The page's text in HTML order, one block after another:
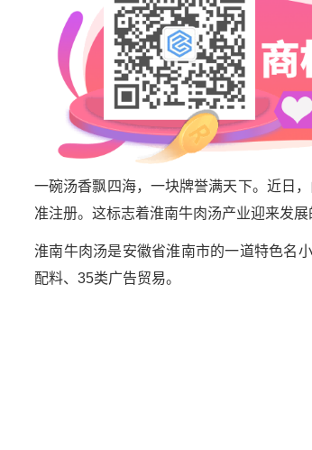
一碗汤香飘四海，一块牌誉满天下。近日
准注册。这标志着淮南牛肉汤产业迎来发展
淮南牛肉汤是安徽省淮南市的一道特色名
配料、35类广告贸易。